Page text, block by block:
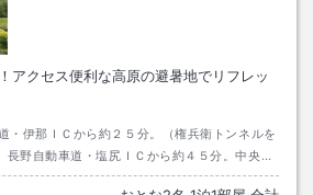
アクセス便利な高原の避暑地でリフレッ
・伊那ＩＣから約２５分。（権兵衛トンネルを
長野自動車道・塩尻ＩＣから約４５分。中央自
８０分。ＪＲ中央本線・木曽福島駅からタクシ